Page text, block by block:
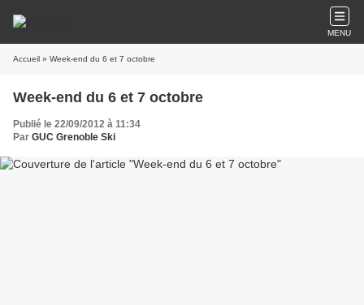
MENU
Accueil » Week-end du 6 et 7 octobre
Week-end du 6 et 7 octobre
Publié le 22/09/2012 à 11:34
Par GUC Grenoble Ski